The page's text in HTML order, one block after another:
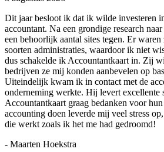
Dit jaar besloot ik dat ik wilde investeren
accountant. Na een grondige research
een behoorlijk aantal sites tegen. Er
soorten administraties, waardoor ik niet
dus schakelde ik Accountantkaart in. Zij
bedrijven ze mij konden aanbevelen op
Uiteindelijk kwam ik in contact met de
onderneming werkte. Hij levert excellente
Accountantkaart graag bedanken voor
accounting doen leverde mij veel stress
die werkt zoals ik het me had gedroomd!
- Maarten Hoekstra